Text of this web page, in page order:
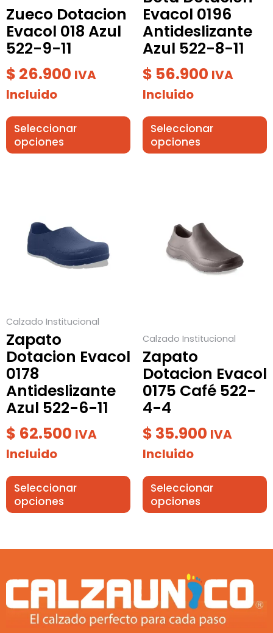
Zueco Dotacion
Evacol 018 Azul
522-9-11
$ 26.900 IVA
Incluido
Seleccionar
opciones
en
la
página
de
producto
Evacol 0196
Antideslizante
Azul 522-8-11
$ 56.900 IVA
Incluido
Seleccionar
opciones
en
la
página
de
producto
Calzado Institucional
Zapato
Dotacion Evacol
0178
Antideslizante
Azul 522-6-11
$ 62.500 IVA
Incluido
Seleccionar
opciones
tiene
múltiples
variantes.
pueden
elegir
en
la
página
de
producto
Calzado Institucional
Zapato
Dotacion Evacol
0175 Café 522-
4-4
$ 35.900 IVA
Incluido
Seleccionar
opciones
múltiples
variantes.
elegir
en
la
página
de
producto